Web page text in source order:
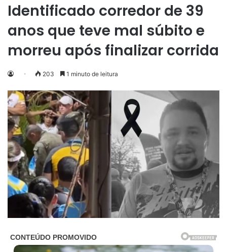
Identificado corredor de 39
anos que teve mal súbito e
morreu após finalizar corrida
203 1 minuto de leitura